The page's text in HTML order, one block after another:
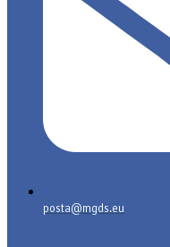
posta@mgds.eu